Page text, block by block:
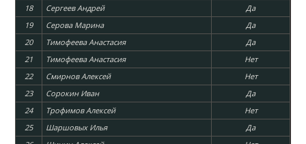
18
Сергеев Андрей
Да
19
Серова Марина
Да
20
Тимофеева Анастасия
Да
21
Тимофеева Анастасия
Нет
22
Смирнов Алексей
Нет
23
Сорокин Иван
Да
24
Трофимов Алексей
Нет
25
Шаршовых Илья
Да